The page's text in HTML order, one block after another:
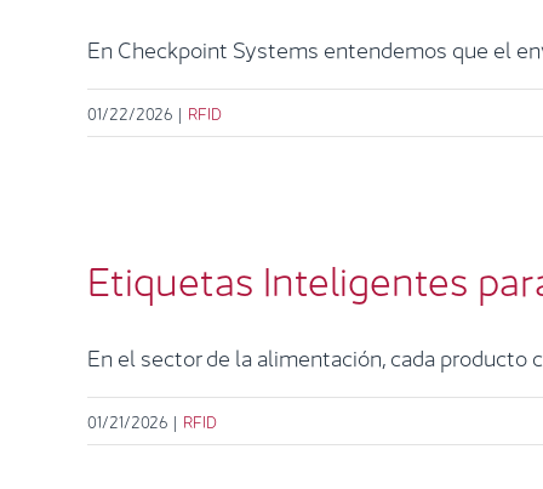
En Checkpoint Systems entendemos que el
01/22/2026 | RFID
Etiquetas Inteligentes
En el sector de la alimentación, cada producto
01/21/2026 | RFID